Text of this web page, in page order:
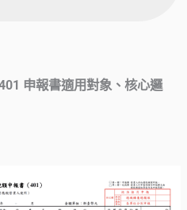
申報書適用對象、核心邏